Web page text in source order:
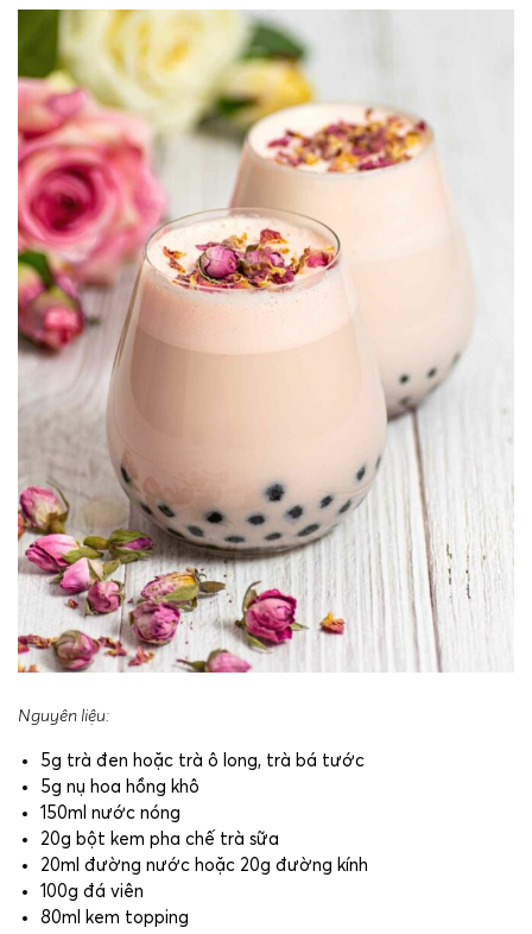
Nguyên liệu:
5g trà đen hoặc trà ô long, trà bá tước
5g nụ hoa hồng khô
150ml nước nóng
20g bột kem pha chế trà sữa
20ml đường nước hoặc 20g đường kính
100g đá viên
80ml kem topping